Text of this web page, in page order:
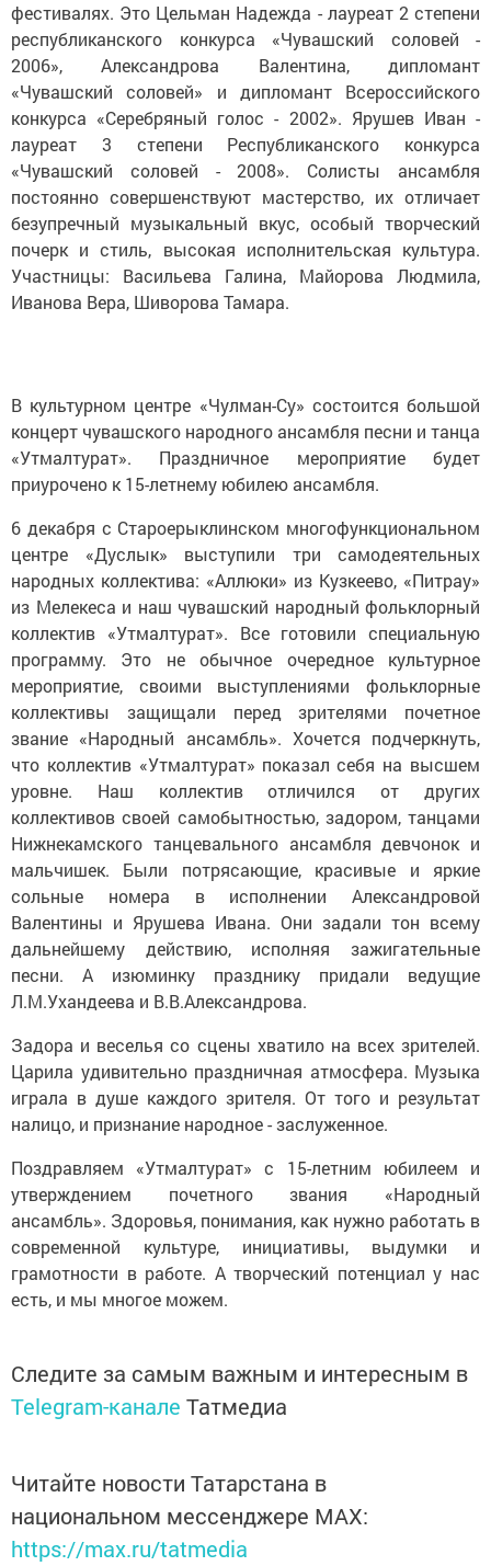
фестивалях. Это Цельман Надежда - лауреат 2 степени
республиканского конкурса «Чувашский соловей -
2006», Александрова Валентина, дипломант
«Чувашский соловей» и дипломант Всероссийского
конкурса «Серебряный голос - 2002». Ярушев Иван -
лауреат 3 степени Республиканского конкурса
«Чувашский соловей - 2008». Солисты ансамбля
постоянно совершенствуют мастерство, их отличает
безупречный музыкальный вкус, особый творческий
почерк и стиль, высокая исполнительская культура.
Участницы: Васильева Галина, Майорова Людмила,
Иванова Вера, Шиворова Тамара.
В культурном центре «Чулман-Су» состоится большой
концерт чувашского народного ансамбля песни и танца
«Утмалтурат». Праздничное мероприятие будет
приурочено к 15-летнему юбилею ансамбля.
6 декабря с Староерыклинском многофункциональном
центре «Дуслык» выступили три самодеятельных
народных коллектива: «Аллюки» из Кузкеево, «Питрау»
из Мелекеса и наш чувашский народный фольклорный
коллектив «Утмалтурат». Все готовили специальную
программу. Это не обычное очередное культурное
мероприятие, своими выступлениями фольклорные
коллективы защищали перед зрителями почетное
звание «Народный ансамбль». Хочется подчеркнуть,
что коллектив «Утмалтурат» показал себя на высшем
уровне. Наш коллектив отличился от других
коллективов своей самобытностью, задором, танцами
Нижнекамского танцевального ансамбля девчонок и
мальчишек. Были потрясающие, красивые и яркие
сольные номера в исполнении Александровой
Валентины и Ярушева Ивана. Они задали тон всему
дальнейшему действию, исполняя зажигательные
песни. А изюминку празднику придали ведущие
Л.М.Ухандеева и В.В.Александрова.
Задора и веселья со сцены хватило на всех зрителей.
Царила удивительно праздничная атмосфера. Музыка
играла в душе каждого зрителя. От того и результат
налицо, и признание народное - заслуженное.
Поздравляем «Утмалтурат» с 15-летним юбилеем и
утверждением почетного звания «Народный
ансамбль». Здоровья, понимания, как нужно работать в
современной культуре, инициативы, выдумки и
грамотности в работе. А творческий потенциал у нас
есть, и мы многое можем.
Следите за самым важным и интересным в
Telegram-канале Татмедиа
Читайте новости Татарстана в
национальном мессенджере MАХ:
https://max.ru/tatmedia